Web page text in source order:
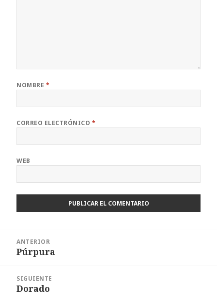
NOMBRE *
CORREO ELECTRÓNICO *
WEB
entradas
ANTERIOR
Entrada
Púrpura
SIGUIENTE
Entrada
Dorado